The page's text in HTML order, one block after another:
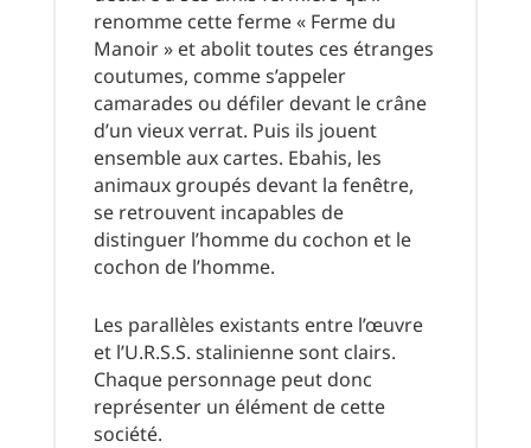
renomme cette ferme « Ferme du
Manoir » et abolit toutes ces étranges
coutumes, comme s’appeler
camarades ou défiler devant le crâne
d’un vieux verrat. Puis ils jouent
ensemble aux cartes. Ebahis, les
animaux groupés devant la fenêtre,
se retrouvent incapables de
distinguer l’homme du cochon et le
cochon de l’homme.
Les parallèles existants entre l’œuvre
et l’U.R.S.S. stalinienne sont clairs.
Chaque personnage peut donc
représenter un élément de cette
société.